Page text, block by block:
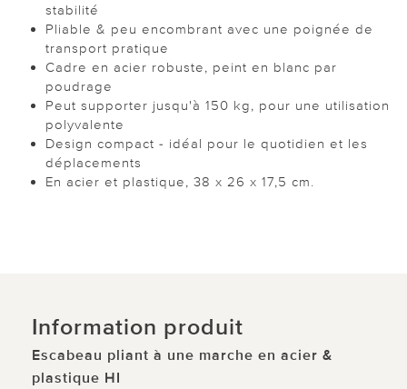
stabilité
Pliable & peu encombrant avec une poignée de
transport pratique
Cadre en acier robuste, peint en blanc par
poudrage
Peut supporter jusqu'à 150 kg, pour une utilisation
polyvalente
Design compact - idéal pour le quotidien et les
déplacements
En acier et plastique, 38 x 26 x 17,5 cm.
Information produit
Escabeau pliant à une marche en acier &
plastique HI